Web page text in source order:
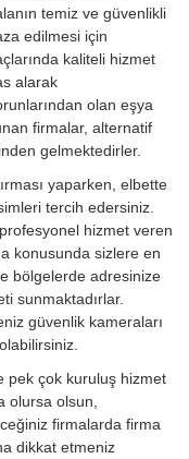
temiz ve güvenlikli
edilmesi için
kaliteli hizmet
alarak
olan eşya
firmalar, alternatif
gelmektedirler.
yaparken, elbette
tercih edersiniz.
hizmet veren
konusunda sizlere en
bölgelerde adresinize
sunmaktadırlar.
güvenlik kameraları
pek çok kuruluş hizmet
olursa olsun,
firmalarda firma
dikkat etmeniz